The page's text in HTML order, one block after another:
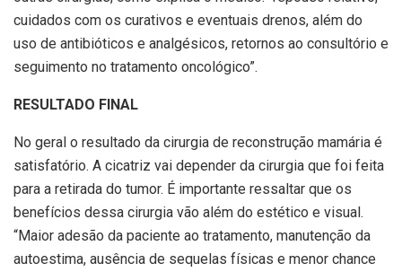
cuidados com os curativos e eventuais drenos, além do
uso de antibióticos e analgésicos, retornos ao consultório e
seguimento no tratamento oncológico”.
RESULTADO FINAL
No geral o resultado da cirurgia de reconstrução mamária é
satisfatório. A cicatriz vai depender da cirurgia que foi feita
para a retirada do tumor. É importante ressaltar que os
benefícios dessa cirurgia vão além do estético e visual.
“Maior adesão da paciente ao tratamento, manutenção da
autoestima, ausência de sequelas físicas e menor chance